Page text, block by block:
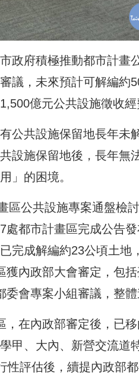
政府積極推動都市計畫
議，未來預計可解編約
億元公共設施徵收經
公共設施保留地長年未
設施保留地後，長年無
」的困境。
區公共設施專案通盤檢
都市計畫區完成公告
完成解編約23公頃土地
內政部大會審定，包括
會專案小組審議，整體
在內政部審定後，已
甲、大內、新營交流道
評估後，續提內政部